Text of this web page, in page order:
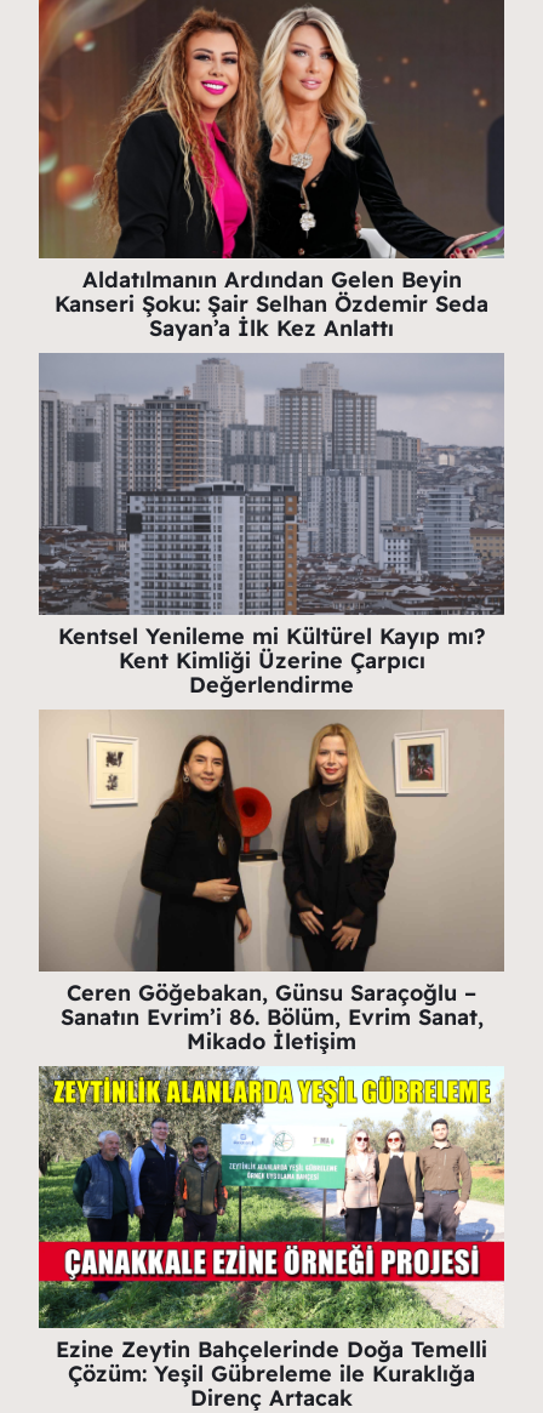
Aldatılmanın Ardından Gelen Beyin
Kanseri Şoku: Şair Selhan Özdemir Seda
Sayan’a İlk Kez Anlattı
Kentsel Yenileme mi Kültürel Kayıp mı?
Kent Kimliği Üzerine Çarpıcı
Değerlendirme
Ceren Göğebakan, Günsu Saraçoğlu –
Sanatın Evrim’i 86. Bölüm, Evrim Sanat,
Mikado İletişim
Ezine Zeytin Bahçelerinde Doğa Temelli
Çözüm: Yeşil Gübreleme ile Kuraklığa
Direnç Artacak